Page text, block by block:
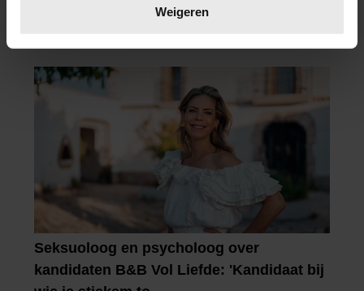
verwerkt en stel uw voorkeuren in het
intrekken in de Cookieverklaring.
We gebruiken cookies om content en advertenties te
personaliseren, om functies voor social media te bieden
en om ons websiteverkeer te analyseren. Ook delen we
informatie over uw gebruik van onze site met onze
partners voor social media, adverteren en analyse. Deze
partners kunnen deze gegevens combineren met andere
informatie die u aan ze heeft verstrekt of die ze hebben
verzameld op basis van uw gebruik van hun services. U
gaat akkoord met onze cookies als u onze website blijft
gebruiken.
Weigeren